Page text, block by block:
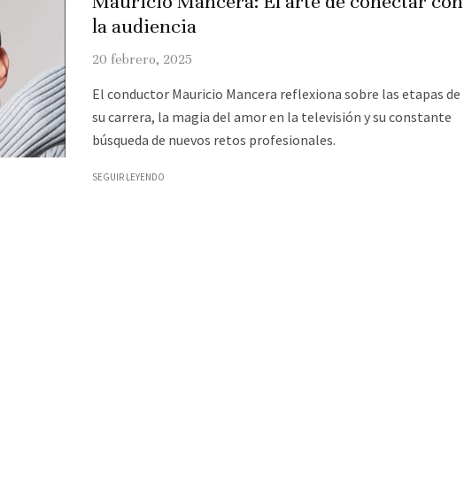
la audiencia
20 febrero, 2025
El conductor Mauricio Mancera reflexiona sobre las etapas de
su carrera, la magia del amor en la televisión y su constante
búsqueda de nuevos retos profesionales.
SEGUIR LEYENDO